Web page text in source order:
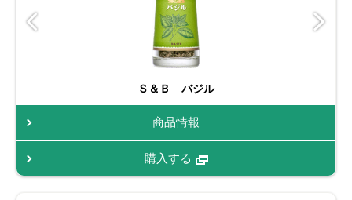
Ｓ＆Ｂ バジル
商品情報
購入する